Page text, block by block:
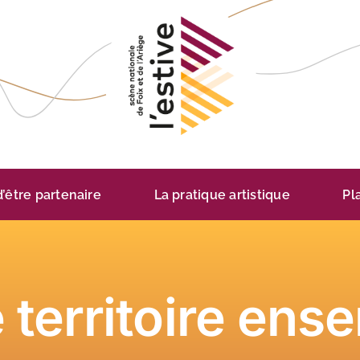
partenaire La pratique artistique
territoire